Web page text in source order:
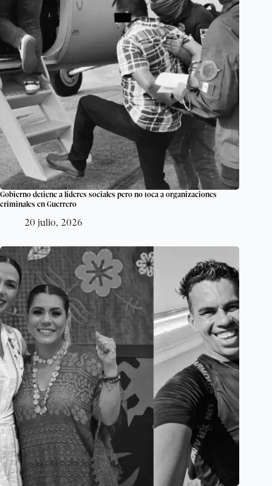
Gobierno detiene a líderes sociales pero no toca a organizaciones
criminales en Guerrero
20 julio, 2026